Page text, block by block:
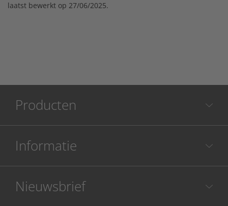
laatst bewerkt op 27/06/2025.
Producten
Informatie
Nieuwsbrief